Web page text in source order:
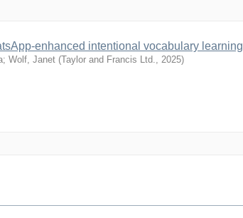
enhanced intentional vocabulary learning
; Wolf, Janet (Taylor and Francis Ltd., 2025)